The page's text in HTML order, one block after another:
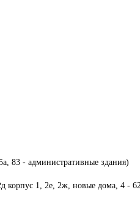
83 - административные здания)
корпус 1, 2е, 2ж, новые дома, 4 -